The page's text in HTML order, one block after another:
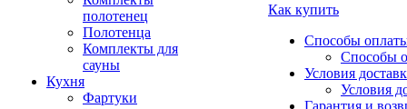
полотенец
Полотенца
Комплекты для
сауны
Кухня
Фартуки
Как купить
Способы
Способы
Условия
Условия
Гарантия и